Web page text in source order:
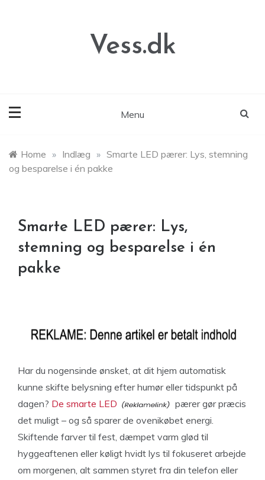
Vess.dk
Menu
Home » Indlæg » Smarte LED pærer: Lys, stemning
og besparelse i én pakke
Smarte LED pærer: Lys,
stemning og besparelse i én
pakke
Har du nogensinde ønsket, at dit hjem automatisk
kunne skifte belysning efter humør eller tidspunkt på
dagen? De smarte LED
pærer gør præcis
det muligt – og så sparer de ovenikøbet energi.
Skiftende farver til fest, dæmpet varm glød til
hyggeaftenen eller køligt hvidt lys til fokuseret arbejde
om morgenen, alt sammen styret fra din telefon eller